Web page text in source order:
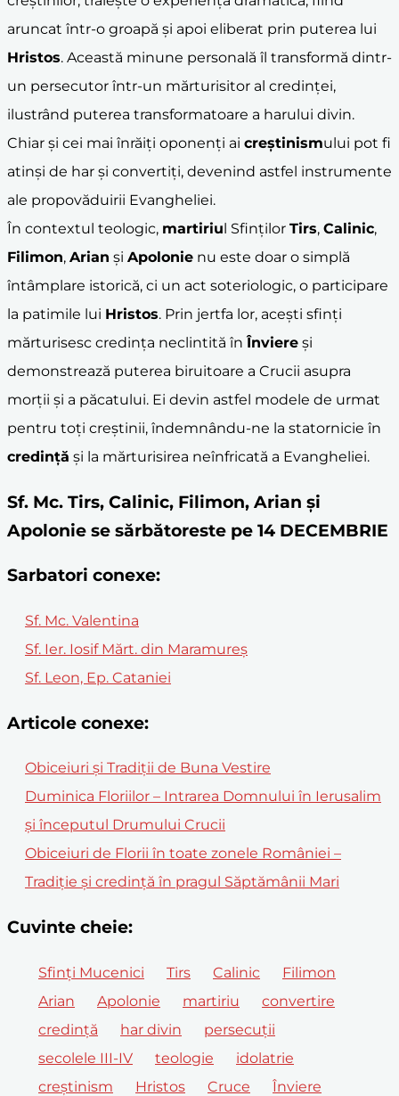
aruncat într-o groapă și apoi eliberat prin puterea lui
Hristos. Această minune personală îl transformă dintr-
un persecutor într-un mărturisitor al credinței,
ilustrând puterea transformatoare a harului divin.
Chiar și cei mai înrăiți oponenți ai creștinismului pot fi
atinși de har și convertiți, devenind astfel instrumente
ale propovăduirii Evangheliei.
În contextul teologic, martiriul Sfinților Tirs, Calinic,
Filimon, Arian și Apolonie nu este doar o simplă
întâmplare istorică, ci un act soteriologic, o participare
la patimile lui Hristos. Prin jertfa lor, acești sfinți
mărturisesc credința neclintită înÎnviere și
demonstrează puterea biruitoare a Crucii asupra
morții și a păcatului. Ei devin astfel modele de urmat
pentru toți creștinii, îndemnându-ne la statornicie în
credință și la mărturisirea neînfricată a Evangheliei.
Sf. Mc. Tirs, Calinic, Filimon, Arian şi
Apolonie se sărbătoreste pe 14 DECEMBRIE
Sarbatori conexe:
Sf. Mc. Valentina
Sf. Ier. Iosif Mărt. din Maramureș
Sf. Leon, Ep. Cataniei
Articole conexe:
Obiceiuri și Tradiții de Buna Vestire
Duminica Floriilor – Intrarea Domnului în Ierusalim
și începutul Drumului Crucii
Obiceiuri de Florii în toate zonele României –
Tradiție și credință în pragul Săptămânii Mari
Cuvinte cheie:
Sfinți Mucenici Tirs Calinic
Filimon
Arian
Apolonie martiriu
convertire
credință
har divin
persecuții
secolele III-IV
teologie
idolatrie
creștinism
Hristos Cruce Înviere